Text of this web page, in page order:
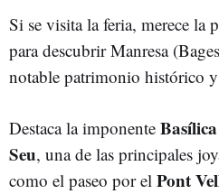
Si se visita la feria, merece la
para descubrir Manresa
notable patrimonio histórico
Destaca la imponente
Seu, una de las principales
como el paseo por el Pont